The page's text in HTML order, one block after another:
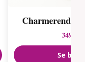
Charmerende
349 kr.
Se